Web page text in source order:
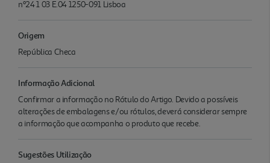
nº24 1 03 E.04 1250-091 Lisboa
Origem
República Checa
Informação Adicional
Confirmar a informação no Rótulo do Artigo. Devido a possíveis
alterações de embalagens e/ou rótulos, deverá considerar sempre
a informação que acompanha o produto que recebe.
Sugestões Utilização